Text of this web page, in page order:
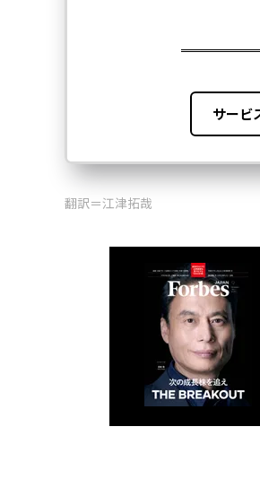
翻訳＝江津拓哉